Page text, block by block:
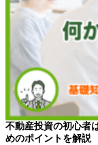
不動産投資の初心者
めのポイントを解説